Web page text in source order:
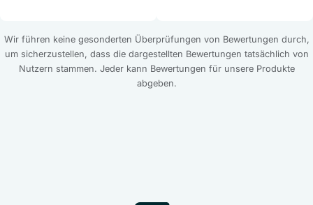
Wir führen keine gesonderten Überprüfungen von Bewertungen durch,
um sicherzustellen, dass die dargestellten Bewertungen tatsächlich von
Nutzern stammen. Jeder kann Bewertungen für unsere Produkte
abgeben.